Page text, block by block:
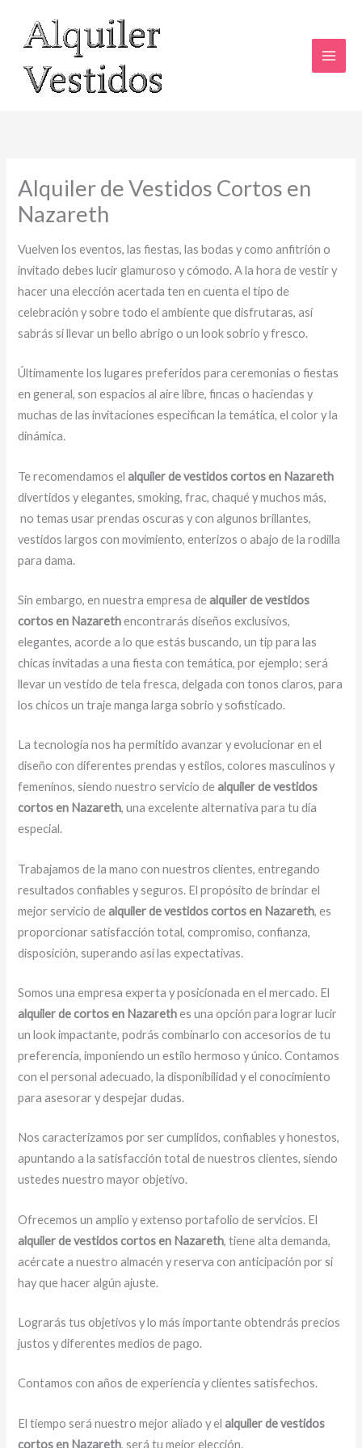
contenido
Alquiler de Vestidos Cortos en
Nazareth
Vuelven los eventos, las fiestas, las bodas y como anfitrión o
invitado debes lucir glamuroso y cómodo. A la hora de vestir y
hacer una elección acertada ten en cuenta el tipo de
celebración y sobre todo el ambiente que disfrutaras, así
sabrás si llevar un bello abrigo o un look sobrio y fresco.
Últimamente los lugares preferidos para ceremonias o fiestas
en general, son espacios al aire libre, fincas o haciendas y
muchas de las invitaciones especifican la temática, el color y la
dinámica.
Te recomendamos elalquiler de vestidos cortos en Nazareth
divertidos y elegantes, smoking, frac, chaqué y muchos más,
no temas usar prendas oscuras y con algunos brillantes,
vestidos largos con movimiento, enterizos o abajo de la rodilla
para dama.
Sin embargo, en nuestra empresa dealquiler de vestidos
cortos en Nazarethencontrarás diseños exclusivos,
elegantes, acorde a lo que estás buscando, un tip para las
chicas invitadas a una fiesta con temática, por ejemplo; será
llevar un vestido de tela fresca, delgada con tonos claros, para
los chicos un traje manga larga sobrio y sofisticado.
La tecnología nos ha permitido avanzar y evolucionar en el
diseño con diferentes prendas y estilos, colores masculinos y
femeninos, siendo nuestro servicio dealquiler de vestidos
cortos en Nazareth, una excelente alternativa para tu día
especial.
Trabajamos de la mano con nuestros clientes, entregando
resultados confiables y seguros. El propósito de brindar el
mejor servicio dealquiler de vestidos cortos en Nazareth, es
proporcionar satisfacción total, compromiso, confianza,
disposición, superando así las expectativas.
Somos una empresa experta y posicionada en el mercado. El
alquiler de cortos en Nazarethes una opción para lograr lucir
un look impactante, podrás combinarlo con accesorios de tu
preferencia, imponiendo un estilo hermoso y único. Contamos
con el personal adecuado, la disponibilidad y el conocimiento
para asesorar y despejar dudas.
Nos caracterizamos por ser cumplidos, confiables y honestos,
apuntando a la satisfacción total de nuestros clientes, siendo
ustedes nuestro mayor objetivo.
Ofrecemos un amplio y extenso portafolio de servicios. El
alquiler de vestidos cortos en Nazareth, tiene alta demanda,
acércate a nuestro almacén y reserva con anticipación por si
hay que hacer algún ajuste.
Lograrás tus objetivos y lo más importante obtendrás precios
justos y diferentes medios de pago.
Contamos con años de experiencia y clientes satisfechos.
El tiempo será nuestro mejor aliado y elalquiler de vestidos
cortos en Nazareth, será tu mejor elección.